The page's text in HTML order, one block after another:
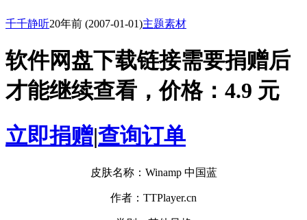
千千静听20年前 (2007-01-01)主题素材
软件网盘下载链接需要捐赠后
才能继续查看，价格：4.9 元
立即捐赠|查询订单
皮肤名称：Winamp 中国蓝
作者：TTPlayer.cn